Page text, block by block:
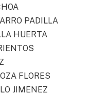
PADILLA
HUERTA
FLORES
JIMENEZ